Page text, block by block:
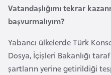
Vatandaşlığımı tekrar
başvurmalıyım?
Yabancı ülkelerde Türk
Dosya, İçişleri Bakanlığı
şartların yerine getirildiği
K
o
n
g